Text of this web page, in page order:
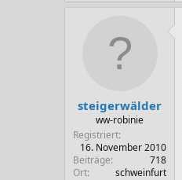
steigerwälder
ww-robinie
Registriert
16. November 2010
Beiträge
718
Ort
schweinfurt